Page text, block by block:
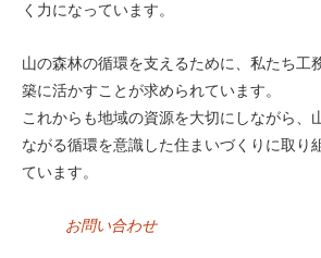
く力になっています。
山の森林の循環を支えるために、私たち工
築に活かすことが求められています。
これからも地域の資源を大切にしながら、
ながる循環を意識した住まいづくりに取り
ています。
お問い合わせ